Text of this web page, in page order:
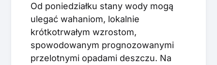
Od poniedziałku stany wody mogą
ulegać wahaniom, lokalnie
krótkotrwałym wzrostom,
spowodowanym prognozowanymi
przelotnymi opadami deszczu. Na